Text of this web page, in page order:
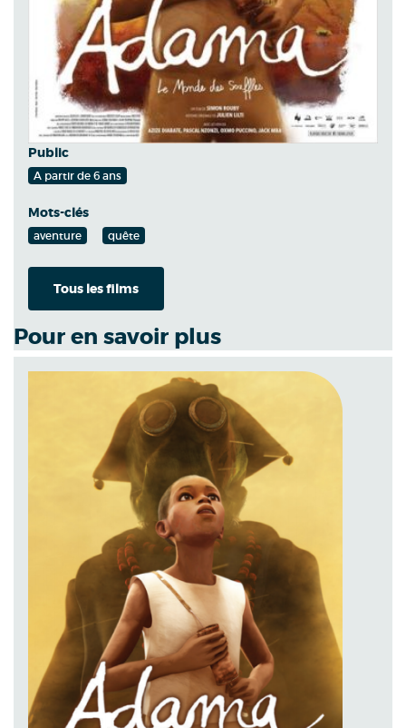
Public
A partir de 6 ans
Mots-clés
aventure quête
Tous les films
Pour en savoir plus